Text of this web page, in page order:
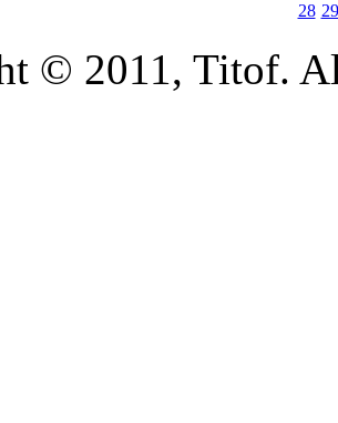
28 29
© 2011, Titof.